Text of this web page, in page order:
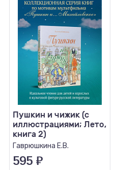
Пушкин и чижик (с
иллюстрациями; Лето,
книга 2)
Гаврюшкина Е.В.
595 ₽